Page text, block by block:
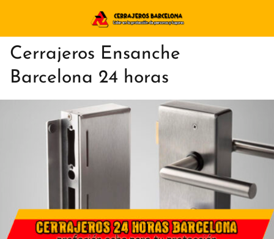
Cerrajeros Ensanche
Barcelona 24 horas